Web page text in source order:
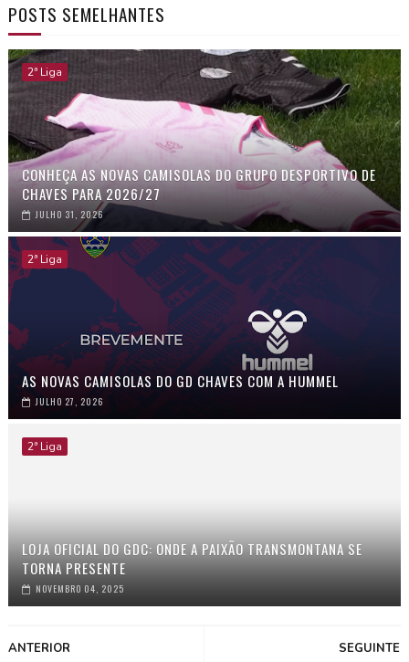
POSTS SEMELHANTES
2ª Liga
CONHEÇA AS NOVAS CAMISOLAS DO GRUPO DESPORTIVO DE
CHAVES PARA 2026/27
JULHO 31, 2026
2ª Liga
AS NOVAS CAMISOLAS DO GD CHAVES COM A HUMMEL
JULHO 27, 2026
2ª Liga
LOJA OFICIAL DO GDC: ONDE A PAIXÃO TRANSMONTANA SE
TORNA PRESENTE
NOVEMBRO 04, 2025
SEGUINTE
ANTERIOR